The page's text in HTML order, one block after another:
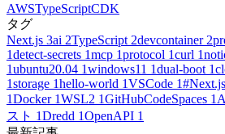
AWSTypeScriptCDK
タグ
Next.js 3ai 2TypeScript 2devcontainer 2
1detect-secrets 1mcp 1protocol 1curl 1
1ubuntu20.04 1windows11 1dual-boot 1
1storage 1hello-world 1VSCode 1#Next.js
1Docker 1WSL2 1GitHubCodeSpaces 1
スト 1Dredd 1OpenAPI 1